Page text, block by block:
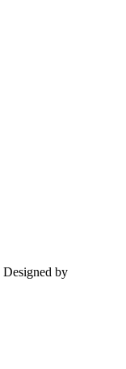
Designed by